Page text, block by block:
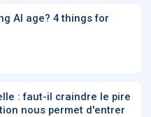
AI age? 4 things for
: faut-il craindre le pire
nous permet d'entrer